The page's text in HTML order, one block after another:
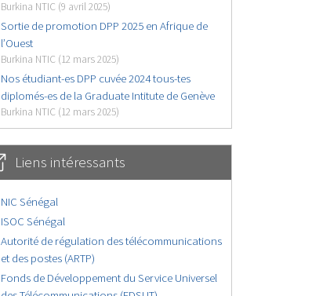
Burkina NTIC (9 avril 2025)
Sortie de promotion DPP 2025 en Afrique de
l’Ouest
Burkina NTIC (12 mars 2025)
Nos étudiant-es DPP cuvée 2024 tous-tes
diplomés-es de la Graduate Intitute de Genève
Burkina NTIC (12 mars 2025)
Liens intéressants
NIC Sénégal
ISOC Sénégal
Autorité de régulation des télécommunications
et des postes (ARTP)
Fonds de Développement du Service Universel